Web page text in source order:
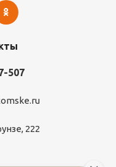
507
222